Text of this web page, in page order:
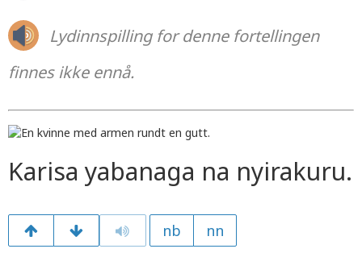
Lydinnspilling for denne fortellingen
finnes ikke ennå.
Karisa yabanaga na nyirakuru.
nb nn